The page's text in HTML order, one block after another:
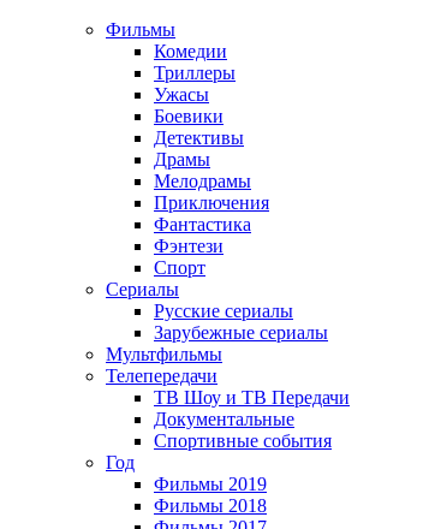
Фильмы
Комедии
Триллеры
Ужасы
Боевики
Детективы
Драмы
Мелодрамы
Приключения
Фантастика
Фэнтези
Спорт
Сериалы
Русские сериалы
Зарубежные сериалы
Мультфильмы
Телепередачи
ТВ Шоу и ТВ Передачи
Документальные
Спортивные события
Год
Фильмы 2019
Фильмы 2018